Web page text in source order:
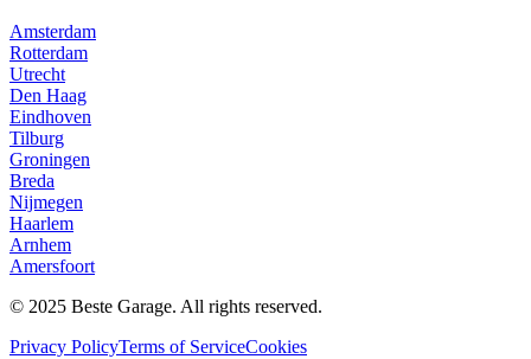
Amsterdam
Rotterdam
Utrecht
Den Haag
Eindhoven
Tilburg
Groningen
Breda
Nijmegen
Haarlem
Arnhem
Amersfoort
© 2025 Beste Garage. All rights reserved.
Privacy PolicyTerms of ServiceCookies